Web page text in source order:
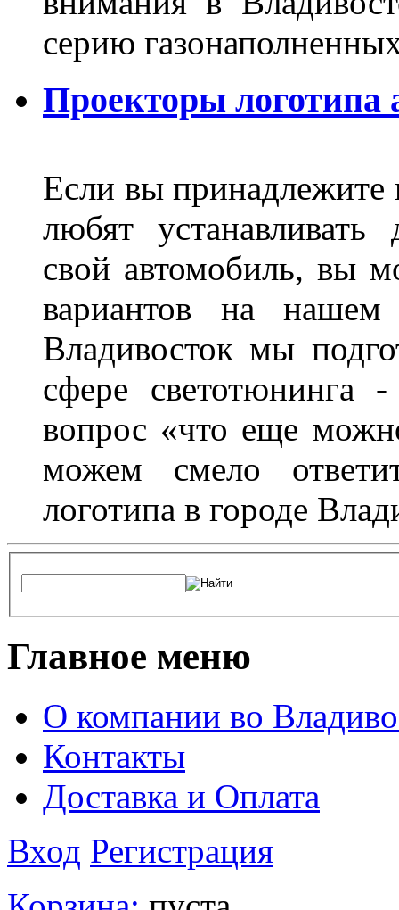
серию
Проекторы логотипа
Если вы принадлежите
любят устанавливать
свой автомобиль, вы
вариантов на
Владивосток мы
сфере светотюнинга
вопрос «что еще
можем смело
логотипа в городе
Главное меню
О компании во
Контакты
Доставка и Оплата
Вход Регистрация